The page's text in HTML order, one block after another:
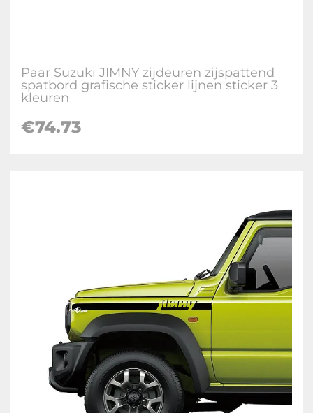
Paar Suzuki JIMNY zijdeuren zijspattend
spatbord grafische sticker lijnen sticker 3
kleuren
€74.73